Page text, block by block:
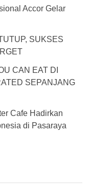
Accor Gelar
SUKSES
CAN EAT DI
SEPANJANG
Cafe Hadirkan
di Pasaraya